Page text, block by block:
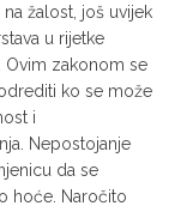
žalost, još uvijek
u rijetke
Ovim zakonom se
ko se može
i
Nepostojanje
da se
hoće. Naročito